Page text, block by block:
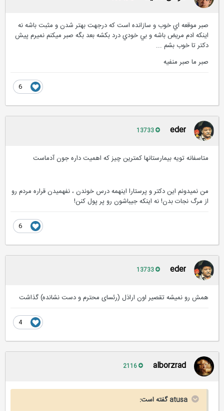
صبر موقعه اي خوب و سازانده است كه درجهت بهتر شدن و مثبت باشه نه
اينكه ادم مريض باشه و بي خودي درد بكشه بعد بگه صبر ميكنم نميرم پيش
دكتر تا خوب بشم ...
صبر ما صبر منفيه
eder
متاسفانه تویه بیمارستانها کمترین چیز که اهمیت داره جون آدماست
من نمیدونم این دکتر و پرستارا اینهمه درس خوندن ، نفهمیدن قراره مردم رو
از مرگ نجات بدن! نه اینکه جیباشون رو پر پول کنن!
eder
همش رو نمیشه تقصیر اون اراذل (رئسای محترم و دست نشانده) گذاشت
alborzrad
atusa گفته است: